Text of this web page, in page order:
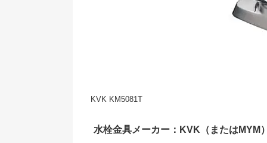
KVK KM5081T
水栓金具メーカー：KVK（またはMYM